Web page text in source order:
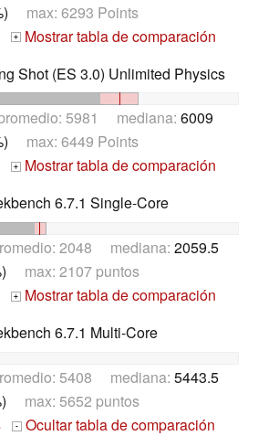
max: 6293 Points
+
Mostrar tabla de comparación
Shot (ES 3.0) Unlimited Physics
5981 mediana: 6009
max: 6449 Points
+
Mostrar tabla de comparación
6.7.1 Single-Core
2048 mediana: 2059.5
max: 2107 puntos
+
Mostrar tabla de comparación
6.7.1 Multi-Core
5408 mediana: 5443.5
max: 5652 puntos
- Ocultar tabla de comparación